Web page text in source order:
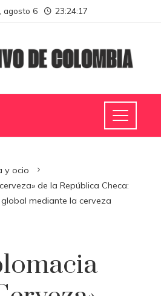
agosto 6 23:24:18
y ocio
de la República Checa:
mediante la cerveza